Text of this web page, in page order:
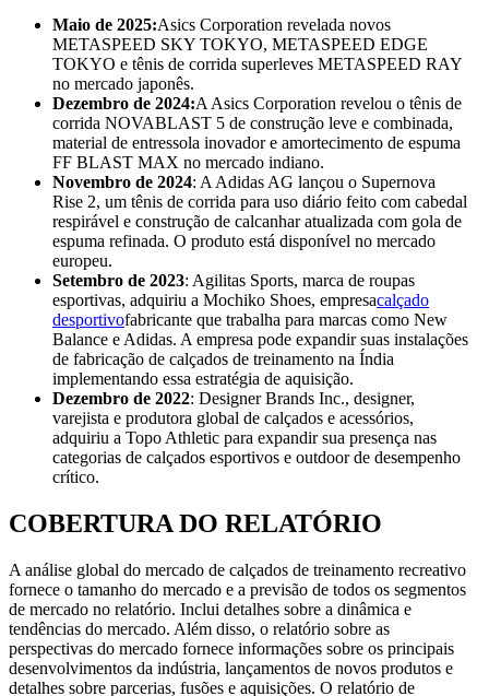
Maio de 2025:Asics Corporation revelada novos
METASPEED SKY TOKYO, METASPEED EDGE
TOKYO e tênis de corrida superleves METASPEED RAY
no mercado japonês.
Dezembro de 2024:A Asics Corporation revelou o tênis de
corrida NOVABLAST 5 de construção leve e combinada,
material de entressola inovador e amortecimento de espuma
FF BLAST MAX no mercado indiano.
Novembro de 2024: A Adidas AG lançou o Supernova
Rise 2, um tênis de corrida para uso diário feito com cabedal
respirável e construção de calcanhar atualizada com gola de
espuma refinada. O produto está disponível no mercado
europeu.
Setembro de 2023: Agilitas Sports, marca de roupas
esportivas, adquiriu a Mochiko Shoes, empresacalçado
desportivofabricante que trabalha para marcas como New
Balance e Adidas. A empresa pode expandir suas instalações
de fabricação de calçados de treinamento na Índia
implementando essa estratégia de aquisição.
Dezembro de 2022: Designer Brands Inc., designer,
varejista e produtora global de calçados e acessórios,
adquiriu a Topo Athletic para expandir sua presença nas
categorias de calçados esportivos e outdoor de desempenho
crítico.
COBERTURA DO RELATÓRIO
A análise global do mercado de calçados de treinamento recreativo
fornece o tamanho do mercado e a previsão de todos os segmentos
de mercado no relatório. Inclui detalhes sobre a dinâmica e
tendências do mercado. Além disso, o relatório sobre as
perspectivas do mercado fornece informações sobre os principais
desenvolvimentos da indústria, lançamentos de novos produtos e
detalhes sobre parcerias, fusões e aquisições. O relatório de